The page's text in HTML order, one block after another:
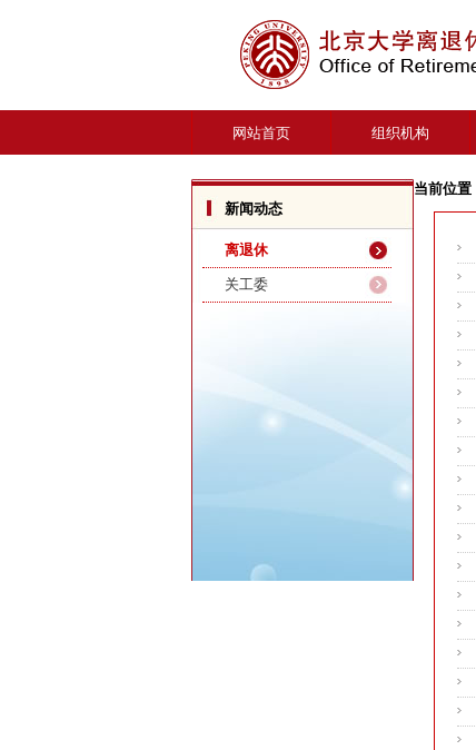
网站首页 组织机构
新闻动态
离退休
关工委
当前位置